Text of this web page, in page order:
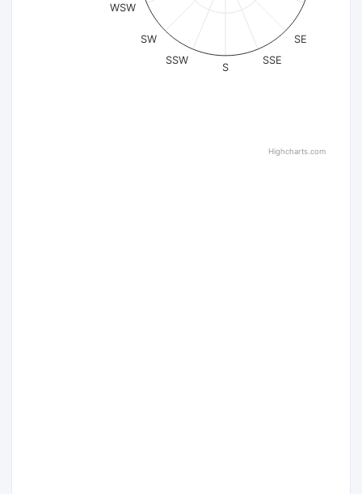
SE
SSE
S
SSW
SW
WSW
Highcharts.com